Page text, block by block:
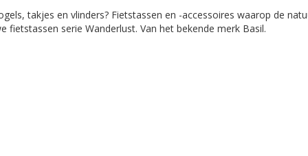
takjes en vlinders? Fietstassen en -accessoires waarop de
fietstassen serie Wanderlust. Van het bekende merk Basil.